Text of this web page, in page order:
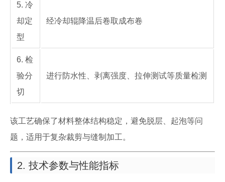
5. 冷
却定
型
经冷却辊降温后卷取成布卷
6. 检
验分
切
进行防水性、剥离强度、拉伸测试等质量检测
该工艺确保了材料整体结构稳定，避免脱层、起泡等问
题，适用于复杂裁剪与缝制加工。
2. 技术参数与性能指标